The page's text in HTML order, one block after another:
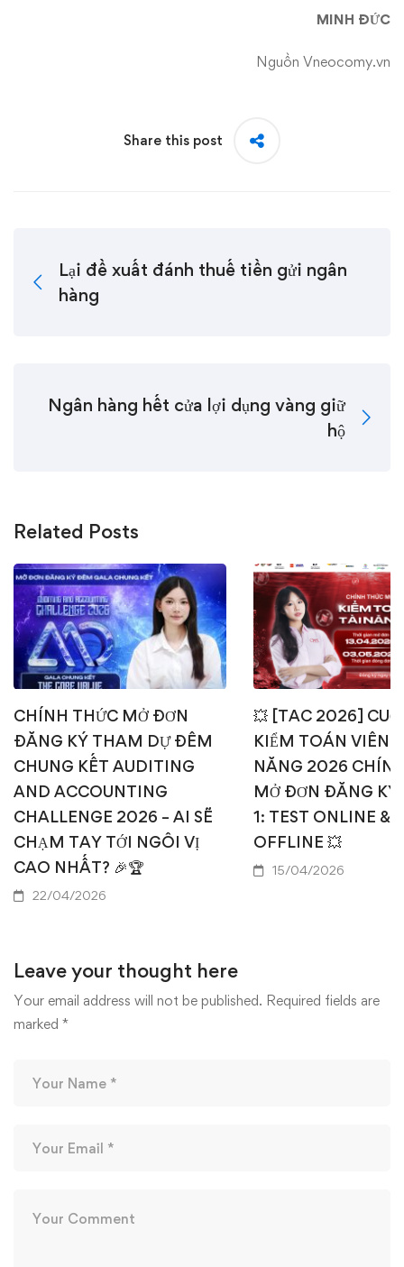
MINH ĐỨC
Nguồn Vneocomy.vn
Share this post
Lại đề xuất đánh thuế tiền gửi ngân
hàng
Ngân hàng hết cửa lợi dụng vàng giữ
hộ
Related Posts
CHÍNH THỨC MỞ ĐƠN
ĐĂNG KÝ THAM DỰ ĐÊM
CHUNG KẾT AUDITING
AND ACCOUNTING
CHALLENGE 2026 – AI SẼ
CHẠM TAY TỚI NGÔI VỊ
CAO NHẤT? 🎉🏆
22/04/2026
💥 [TAC 2026]
KIỂM TOÁN VIÊN
NĂNG 2026
MỞ ĐƠN ĐĂNG KÝ
1: TEST ONLINE &
OFFLINE 💥
15/04/2026
Leave your thought here
Your email address will not be published. Required fields are
marked *